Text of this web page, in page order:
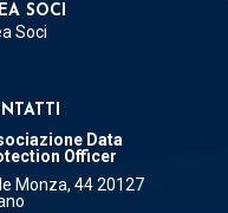
SOCI
Soci
Data
Officer
Monza, 44 20127